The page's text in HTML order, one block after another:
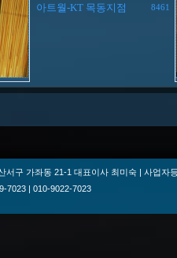
아트월-KT 목동지점 8461
서구 가좌동 21-1 대표이사 최미숙 | 사업자
7023 | 010-9022-7023